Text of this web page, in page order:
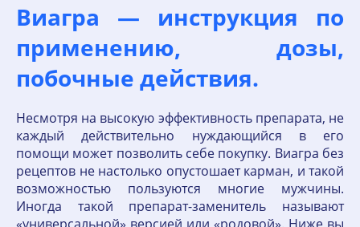
Виагра — инструкция по
применению, дозы,
побочные действия.
Несмотря на высокую эффективность препарата, не
каждый действительно нуждающийся в его
помощи может позволить себе покупку. Виагра без
рецептов не настолько опустошает карман, и такой
возможностью пользуются многие мужчины.
Иногда такой препарат-заменитель называют